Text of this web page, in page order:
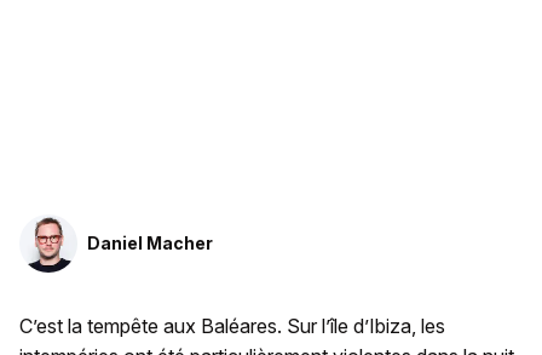
Daniel Macher
C’est la tempête aux Baléares. Sur l’île d’Ibiza, les